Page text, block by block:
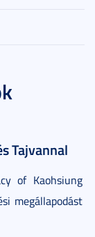
Tajvannal
of Kaohsiung
megállapodást